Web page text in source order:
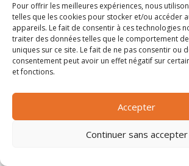
Pour offrir les meilleures expériences, nous
telles que les cookies pour stocker et/ou accéder
appareils. Le fait de consentir à ces technologies
traiter des données telles que le comportement
uniques sur ce site. Le fait de ne pas consentir ou
consentement peut avoir un effet négatif sur
et fonctions.
Accepter
Continuer sans accepter
Nucléaire
Objets connectés
Objets en plastique
Oise 60
Optique